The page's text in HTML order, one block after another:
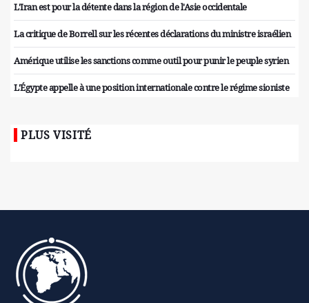
L'Iran est pour la détente dans la région de l'Asie occidentale
La critique de Borrell sur les récentes déclarations du ministre israélien
Amérique utilise les sanctions comme outil pour punir le peuple syrien
L'Égypte appelle à une position internationale contre le régime sioniste
PLUS VISITÉ